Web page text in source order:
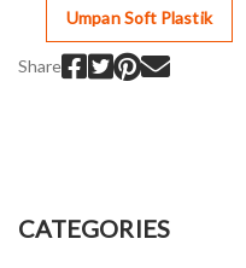
Umpan Soft Plastik
Share
CATEGORIES